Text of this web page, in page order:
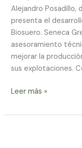
Alejandro Posadillo,
presenta el
Biosuero. Seneca
asesoramiento
mejorar la
sus explotaciones.
Leer más »